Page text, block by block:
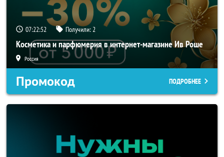
07:22:51 Получили:2
Косметика и парфюмерия в интернет-магазине Ив Роше
Россия
Промокод ПОДРОБНЕЕ